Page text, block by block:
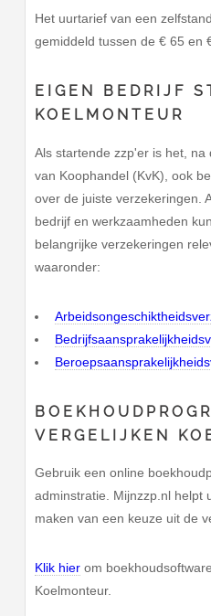
Het uurtarief van een
gemiddeld tussen de € 65 en
EIGEN BEDRIJF
KOELMONTEUR
Als startende zzp'er is het,
van Koophandel (KvK), ook
over de juiste verzekeringen.
bedrijf en werkzaamheden
belangrijke verzekeringen
waaronder:
VERGELIJKEN
Gebruik een online
adminstratie. Mijnzzp.nl helpt
maken van een keuze uit de
Klik hier om
Koelmonteur.